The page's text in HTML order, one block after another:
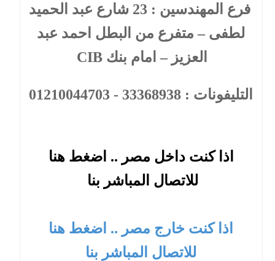
فرع المهندسين : 23 شارع عبد الحميد
لطفى – متفرع من البطل احمد عبد
العزيز – امام بنك CIB
التليفونات : 33368938 - 01210044703
اذا كنت داخل مصر .. اضغط هنا
للاتصال المباشر بنا
اذا كنت خارج مصر .. اضغط هنا
للاتصال المباشر بنا